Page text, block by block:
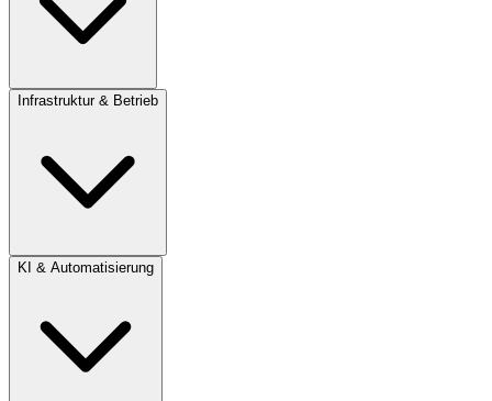
Infrastruktur & Betrieb
KI & Automatisierung